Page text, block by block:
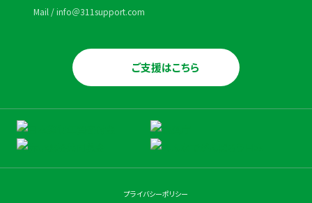
Mail / info＠311support.com
ご支援はこちら
プライバシーポリシー